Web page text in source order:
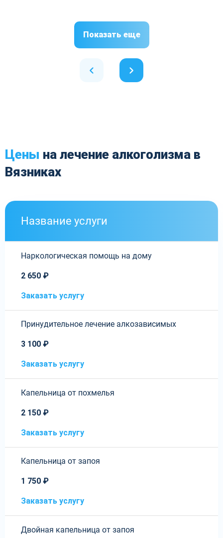
Показать еще
Цены на лечение алкоголизма в
Вязниках
Название услуги
Наркологическая помощь на дому
2 650 ₽
Заказать услугу
Принудительное лечение алкозависимых
3 100 ₽
Заказать услугу
Капельница от похмелья
2 150 ₽
Заказать услугу
Капельница от запоя
1 750 ₽
Заказать услугу
Двойная капельница от запоя